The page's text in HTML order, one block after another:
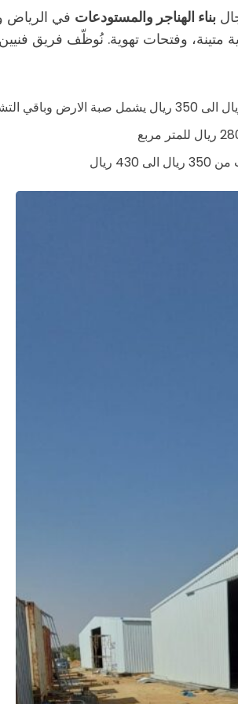
بناء الهناجر والمستودعات في الرياض
متينة، وفتحات تهوية. نُوظّف فريق
ريال